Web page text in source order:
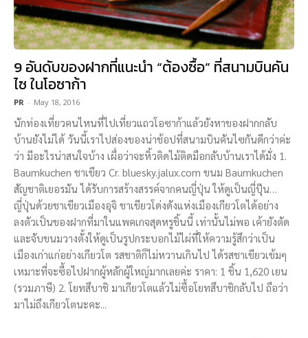
9 อันดับของฝากที่แนะนำ “ต้องซื้อ” ที่สนามบินคัน
ไซ ในโอซาก้า
PR - May 18, 2016
นักท่องเที่ยวคนไหนที่ไปเที่ยวแถวโอซาก้าแล้วยังหาของฝากกลับ
บ้านยังไม่ได้ วันนี้เราไปส่องของน่าช้อปที่สนามบินคันไซกันดีกว่าค่ะ
ว่า มีอะไรน่าสนใจบ้าง เผื่อว่าจะหิ้วติดไม้ติดมือกลับบ้านเราได้มั่ง 1.
Baumkuchen ชาเขียว Cr. bluesky.jalux.com ขนม Baumkuchen
สัญชาติเยอรมัน ได้รับการสร้างสรรค์จากคนญี่ปุ่น ให้ดูเป็นญี่ปุ๊น…
ญี่ปุ่นด้วยชาเขียวเมืองอุจิ ชาเขียวโด่งดังแห่งเมืองเกียวโตได้อย่าง
ลงตัวเป็นของฝากที่มาในแพคเกจสุดหรูชิ้นนี้ เท่านั้นไม่พอ เค้ายังตัด
และจับขนมวางตั้งให้ดูเป็นรูปกระบอกไม้ไผ่ที่ให้ความรู้สึกว่าเป็น
เมืองเก่าแก่อย่างเกียวโต รสชาติก็ไม่หวานเกินไป ได้รสชาเขียวเข้มๆ
เหมาะที่จะซื้อไปฝากผู้หลักผู้ใหญ่มากเลยค่ะ ราคา: 1 ชิ้น 1,620 เยน
(รวมภาษี) 2. โยทสึบาชิ มาเกียวโตแล้วไม่ซื้อโยทสึบาชิกลับไป ถือว่า
มาไม่ถึงเกียวโตนะคะ...